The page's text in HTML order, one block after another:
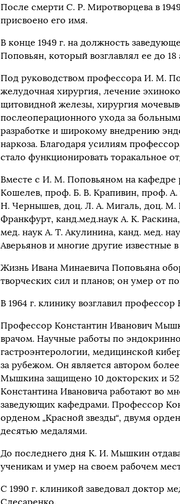
После смерти С. Р. Миротворцева в
присвоено его имя.
В конце 1949 г. на должность
Поповьян, который возглавлял ее до 18
Под руководством профессора И. М.
желудочная хирургия, лечение
щитовидной железы, хирургия
послеоперационного ухода за
разработке и широкому внедрению
наркоза. Благодаря усилиям
стало функционировать торакальное
Вместе с И. М. Поповьяном на
Кошелев, проф. Б. В. Крапивин, проф.
Н. Чернышев, доц. Л. А. Мигаль, доц. М.
Франкфурт, канд.мед.наук А. К.
мед. наук А. Т. Акулинина, канд. мед.
Аверьянов и многие другие известные
Жизнь Ивана Минаевича Поповьяна
творческих сил и планов; он умер от
В 1964 г. клинику возглавил
Профессор Константин Иванович
врачом. Научные работы по
гастроэнтерологии, медицинской
за рубежом. Он является автором
Мышкина защищено 10 докторских и
Константина Ивановича работают во
заведующих кафедрами. Профессор
орденом „Красной звезды“, двумя
десятью медалями.
До последнего дня К. И. Мышкин
ученикам и умер на своем рабочем
С 1990 г. клиникой заведовал доктор